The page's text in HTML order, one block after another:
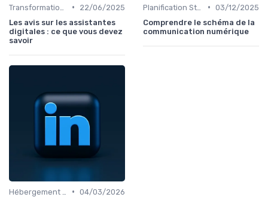
•
22/06/2025
Les avis sur les assistantes
digitales : ce que vous devez
savoir
• 03/12/2025
Comprendre le schéma de la
communication numérique
• 04/03/2026